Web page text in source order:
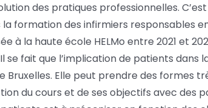
des pratiques professionnelles.
formation des infirmiers responsables
à la haute école HELMo entre 2021 et
se fait que l’implication de patients dans
Bruxelles. Elle peut prendre des formes
du cours et de ses objectifs avec des